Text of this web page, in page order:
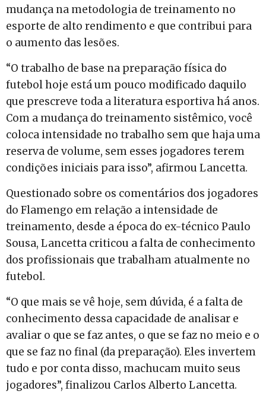
mudança na metodologia de treinamento no
esporte de alto rendimento e que contribui para
o aumento das lesões.
“O trabalho de base na preparação física do
futebol hoje está um pouco modificado daquilo
que prescreve toda a literatura esportiva há anos.
Com a mudança do treinamento sistêmico, você
coloca intensidade no trabalho sem que haja uma
reserva de volume, sem esses jogadores terem
condições iniciais para isso”, afirmou Lancetta.
Questionado sobre os comentários dos jogadores
do Flamengo em relação a intensidade de
treinamento, desde a época do ex-técnico Paulo
Sousa, Lancetta criticou a falta de conhecimento
dos profissionais que trabalham atualmente no
futebol.
“O que mais se vê hoje, sem dúvida, é a falta de
conhecimento dessa capacidade de analisar e
avaliar o que se faz antes, o que se faz no meio e o
que se faz no final (da preparação). Eles invertem
tudo e por conta disso, machucam muito seus
jogadores”, finalizou Carlos Alberto Lancetta.